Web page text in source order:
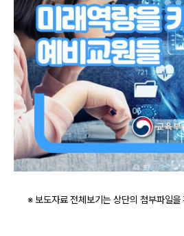
※ 보도자료 전체보기는 상단의 첨부파일